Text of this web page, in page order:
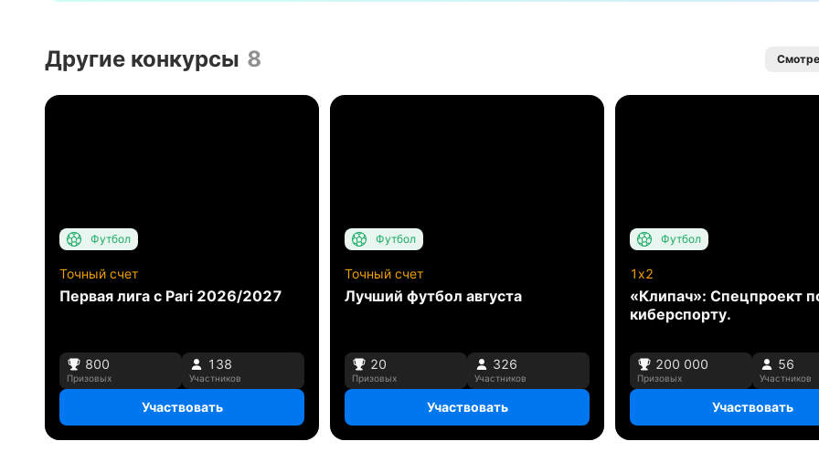
Другие конкурсы 8
Футбол
Точный счет
Первая лига с Pari 2026/2027
800
Призовых
138
Участников
Участвовать
Футбол
Точный счет
Лучший футбол августа
20
Призовых
326
Участников
Участвовать
Футбол
1x2
«Клипач»: Спецпроект
киберспорту.
200 000
Призовых
56
Участников
Участвовать